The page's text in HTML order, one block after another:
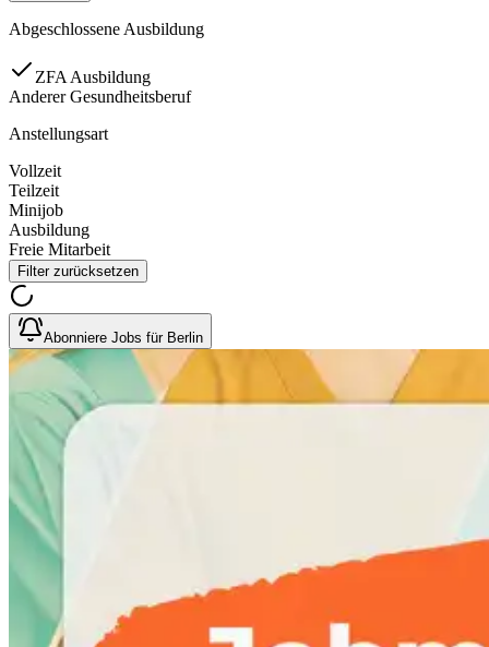
Abgeschlossene Ausbildung
ZFA Ausbildung
Anderer Gesundheitsberuf
Anstellungsart
Vollzeit
Teilzeit
Minijob
Ausbildung
Freie Mitarbeit
Filter zurücksetzen
Abonniere Jobs für Berlin